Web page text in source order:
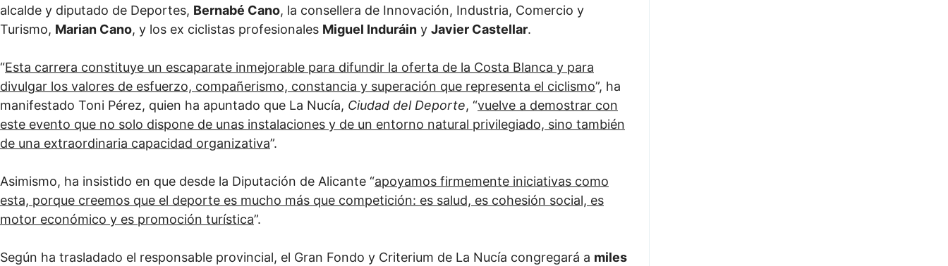
alcalde y diputado de Deportes, Bernabé Cano, la consellera de Innovación, Industria, Comercio y
Turismo, Marian Cano, y los ex ciclistas profesionales Miguel Induráin y Javier Castellar.
“Esta carrera constituye un escaparate inmejorable para difundir la oferta de la Costa Blanca y para
divulgar los valores de esfuerzo, compañerismo, constancia y superación que representa el ciclismo”, ha
manifestado Toni Pérez, quien ha apuntado que La Nucía, Ciudad del Deporte, “vuelve a demostrar con
este evento que no solo dispone de unas instalaciones y de un entorno natural privilegiado, sino también
de una extraordinaria capacidad organizativa”.
Asimismo, ha insistido en que desde la Diputación de Alicante “apoyamos firmemente iniciativas como
esta, porque creemos que el deporte es mucho más que competición: es salud, es cohesión social, es
motor económico y es promoción turística”.
Según ha trasladado el responsable provincial, el Gran Fondo y Criterium de La Nucía congregará a miles